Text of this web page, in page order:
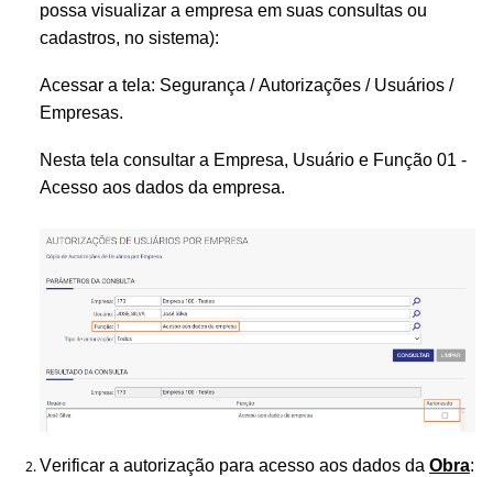
possa visualizar a empresa em suas consultas ou
cadastros, no sistema):
Acessar a tela: Segurança / Autorizações / Usuários /
Empresas.
Nesta tela consultar a Empresa, Usuário e Função 01 -
Acesso aos dados da empresa.
Verificar a autorização para acesso aos dados da Obra: